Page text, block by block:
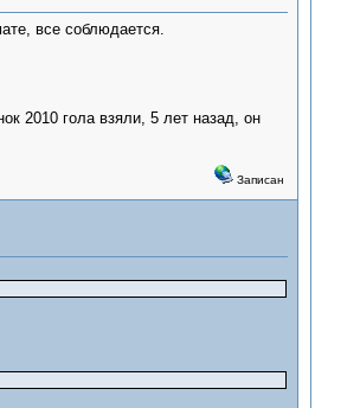
все соблюдается.
2010 гола взяли, 5 лет назад, он
Записан